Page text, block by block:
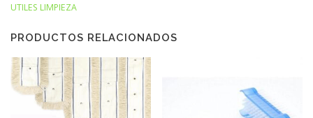
UTILES LIMPIEZA
PRODUCTOS RELACIONADOS